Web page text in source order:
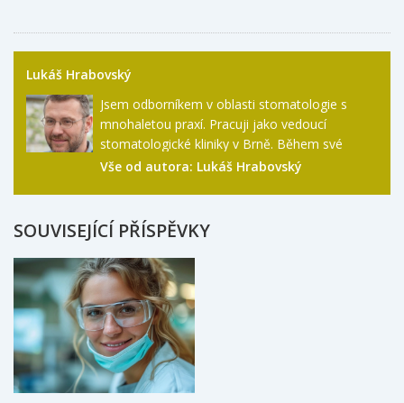
Lukáš Hrabovský
Jsem odborníkem v oblasti stomatologie s
mnohaletou praxí. Pracuji jako vedoucí
stomatologické kliniky v Brně. Během své
kariéry jsem měl možnost léčit a pomáhat
je klíčem k zdravému úsměvu. Mimo práci
trávím čas se svou rodinou a zvířaty a také se
věnuji svým koníčkům.
Vše od autora: Lukáš Hrabovský
SOUVISEJÍCÍ PŘÍSPĚVKY